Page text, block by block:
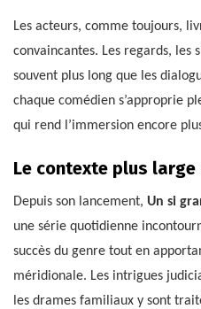
Les acteurs, comme toujours,
convaincantes. Les regards, les
souvent plus long que les
chaque comédien s’approprie
qui rend l’immersion encore
Le contexte plus
Depuis son lancement, Un si
une série quotidienne
succès du genre tout en
méridionale. Les intrigues
les drames familiaux y sont